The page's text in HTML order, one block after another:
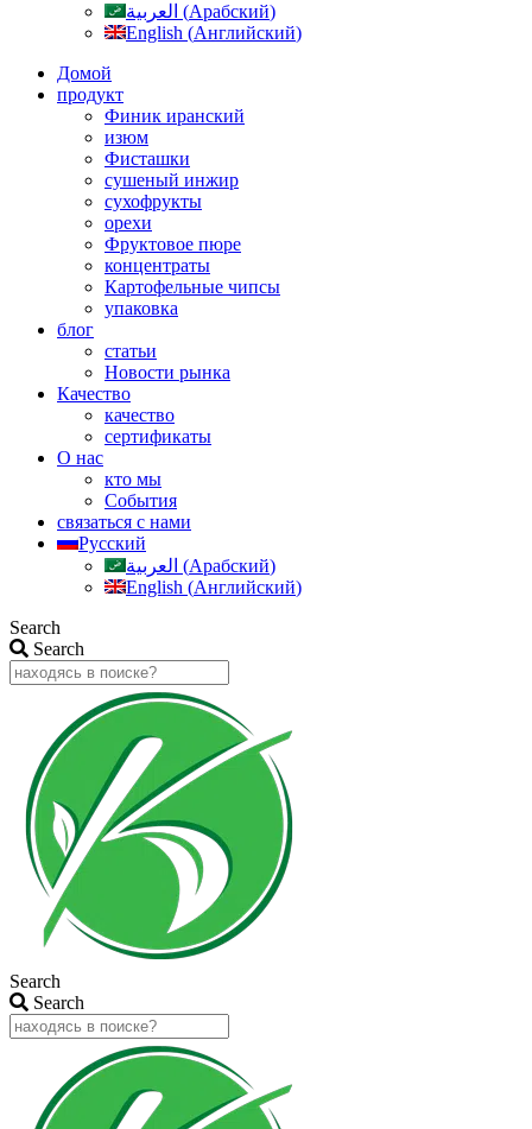
العربية (Арабский)
English (Английский)
Домой
продукт
Финик иранский
изюм
Фисташки
сушеный инжир
сухофрукты
орехи
Фруктовое пюре
концентраты
Картофельные чипсы
упаковка
блог
статьи
Новости рынка
Качество
качество
сертификаты
О нас
кто мы
События
связаться с нами
Русский
العربية (Арабский)
English (Английский)
Search
Search
Search
Search